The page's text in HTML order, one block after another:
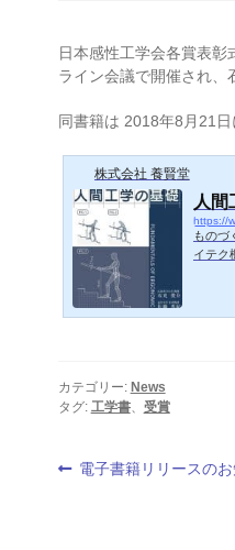
日本感性工学会各賞表
ライン会議で開催され、
同書籍は 2018年8月21
株式会社 養賢堂
人間
https://
ものづ
イテク
カテゴリー: News
タグ: 工学書、 受賞
投前
電子書籍リリースの